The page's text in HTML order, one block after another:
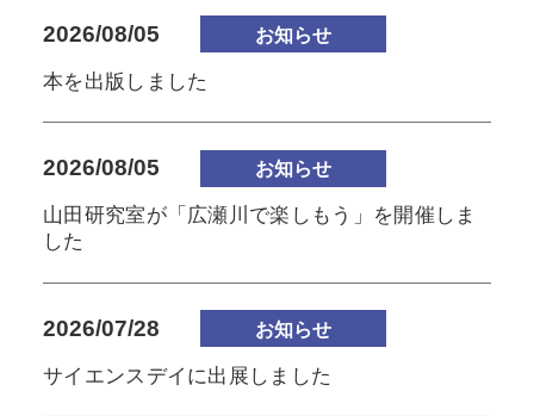
2026/08/05 お知らせ
本を出版しました
2026/08/05 お知らせ
山田研究室が「広瀬川で楽しもう」を開催しま
した
2026/07/28 お知らせ
サイエンスデイに出展しました